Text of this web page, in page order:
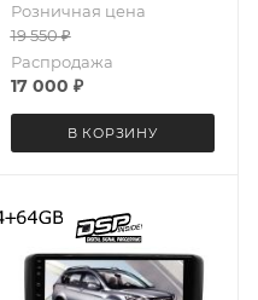
Розничная цена
19 550₽
Распродажа
17 000 ₽
В КОРЗИНУ